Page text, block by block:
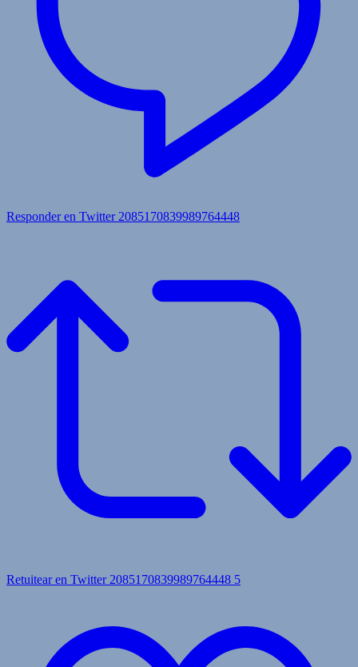
Responder en Twitter 2085170839989764448
Retuitear en Twitter 2085170839989764448 5